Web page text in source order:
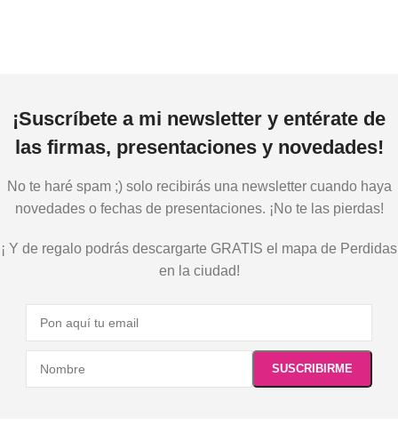
¡Suscríbete a mi newsletter y entérate de
las firmas, presentaciones y novedades!
No te haré spam ;) solo recibirás una newsletter cuando haya
novedades o fechas de presentaciones. ¡No te las pierdas!
¡ Y de regalo podrás descargarte GRATIS el mapa de Perdidas
en la ciudad!